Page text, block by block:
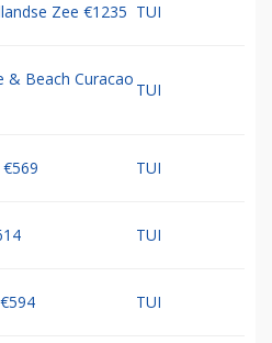
Zee €1235 TUI
& Beach Curacao
TUI
TUI
TUI
TUI